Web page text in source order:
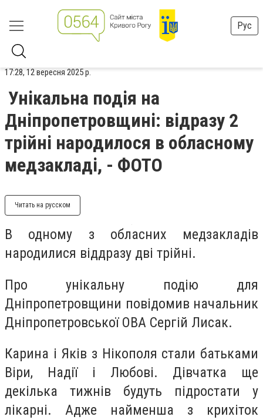
Рус
17:28, 12 вересня 2025 р.
Унікальна подія на
Дніпропетровщині: відразу 2
трійні народилося в обласному
медзакладі, - ФОТО
Читать на русском
В одному з обласних медзакладів
народилися віддразу дві трійні.
Про унікальну подію для
Дніпропетровщини повідомив начальник
Дніпропетровської ОВА Сергій Лисак.
Карина і Яків з Нікополя стали батьками
Віри, Надії і Любові. Дівчатка ще
декілька тижнів будуть підростати у
лікарні. Адже найменша з крихіток